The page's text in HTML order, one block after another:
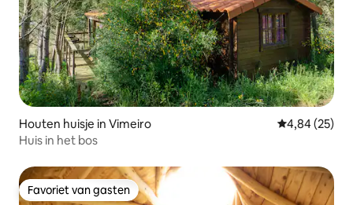
Houten huisje in Vimeiro Gemiddelde
4,84 (25)
Huis in het bos
Favoriet van gasten
Favoriet van gasten